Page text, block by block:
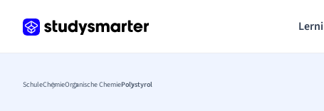
SchuleChemieOrganische ChemiePolystyrol